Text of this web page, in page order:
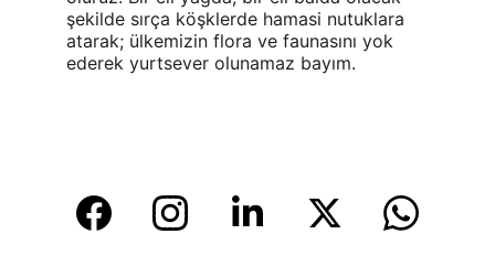
şekilde sırça köşklerde hamasi nutuklara
atarak; ülkemizin flora ve faunasını yok
ederek yurtsever olunamaz bayım.